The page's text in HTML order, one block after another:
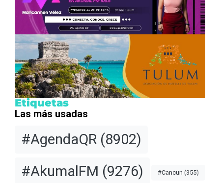
Etiquetas
Las más usadas
#AgendaQR (8902)
#AkumalFM (9276) #Cancun (355)